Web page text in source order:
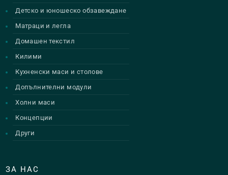
Детско и юношеско обзавеждане
Матраци и легла
Домашен текстил
Килими
Кухненски маси и столове
Допълнителни модули
Холни маси
Концепции
Други
ЗА НАС